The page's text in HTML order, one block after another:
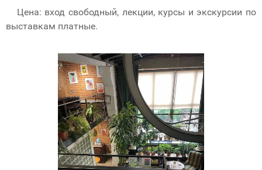
Цена: вход свободный, лекции, курсы и экскурсии по
выставкам платные.